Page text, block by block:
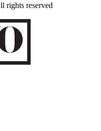
rights reserved